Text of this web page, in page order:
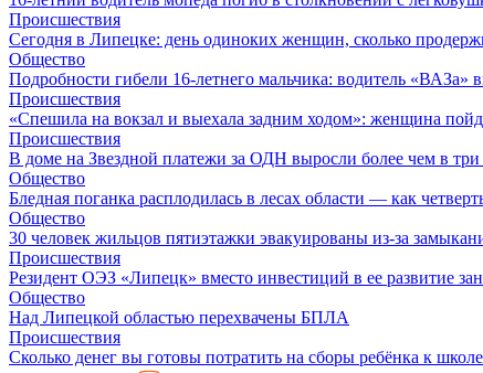
Происшествия
Сегодня в Липецке: день одиноких женщин, сколько
Общество
Подробности гибели 16-летнего мальчика: водитель «ВАЗа»
Происшествия
«Спешила на вокзал и выехала задним ходом»: женщина
Происшествия
В доме на Звездной платежи за ОДН выросли более чем в три
Общество
Бледная поганка расплодилась в лесах области — как
Общество
30 человек жильцов пятиэтажки эвакуированы из-за
Происшествия
Резидент ОЭЗ «Липецк» вместо инвестиций в ее развитие
Общество
Над Липецкой областью перехвачены БПЛА
Происшествия
Сколько денег вы готовы потратить на сборы ребёнка к